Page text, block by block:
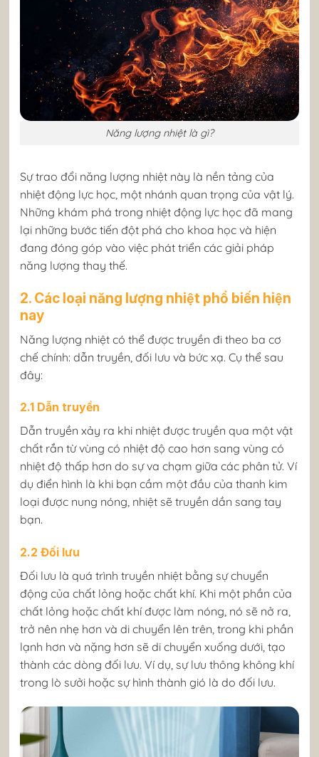
Năng lượng nhiệt là gì?
Sự trao đổi năng lượng nhiệt này là nền tảng của
nhiệt động lực học, một nhánh quan trọng của vật lý.
Những khám phá trong nhiệt động lực học đã mang
lại những bước tiến đột phá cho khoa học và hiện
đang đóng góp vào việc phát triển các giải pháp
năng lượng thay thế.
2. Các loại năng lượng nhiệt phổ biến hiện
nay
Năng lượng nhiệt có thể được truyền đi theo ba cơ
chế chính: dẫn truyền, đối lưu và bức xạ. Cụ thể sau
đây:
2.1 Dẫn truyền
Dẫn truyền xảy ra khi nhiệt được truyền qua một vật
chất rắn từ vùng có nhiệt độ cao hơn sang vùng có
nhiệt độ thấp hơn do sự va chạm giữa các phân tử. Ví
dụ điển hình là khi bạn cầm một đầu của thanh kim
loại được nung nóng, nhiệt sẽ truyền dần sang tay
bạn.
2.2 Đối lưu
Đối lưu là quá trình truyền nhiệt bằng sự chuyển
động của chất lỏng hoặc chất khí. Khi một phần của
chất lỏng hoặc chất khí được làm nóng, nó sẽ nở ra,
trở nên nhẹ hơn và di chuyển lên trên, trong khi phần
lạnh hơn và nặng hơn sẽ di chuyển xuống dưới, tạo
thành các dòng đối lưu. Ví dụ, sự lưu thông không khí
trong lò sưởi hoặc sự hình thành gió là do đối lưu.